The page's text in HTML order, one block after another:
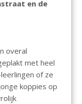
en de
overal
met heel
of ze
koppies op